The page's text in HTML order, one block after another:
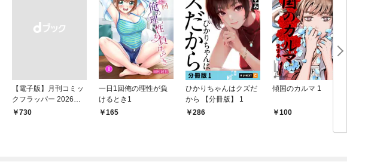
【電子版】月刊コミッ
クフラッパー 2026年9
月号
￥730
一日1回俺の理性が負
けるとき1
165
ひかりちゃんはクズだ
から 【分冊版】 1
286
傾国のカルマ 1
100